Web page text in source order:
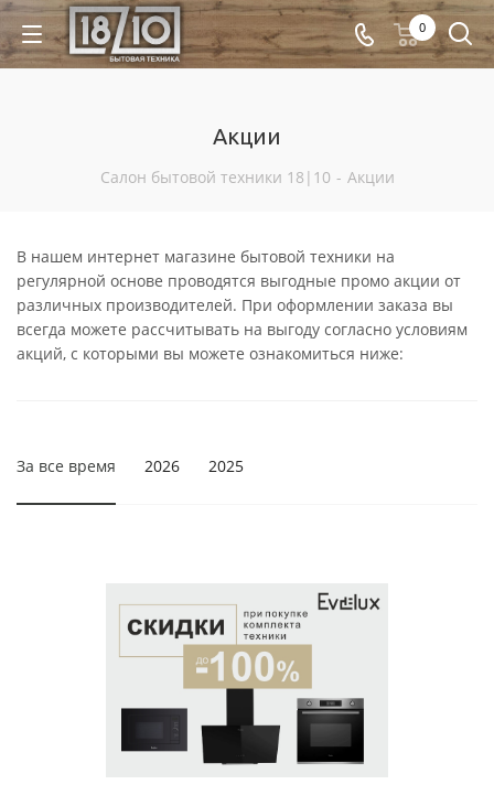
0
Акции
Салон бытовой техники 18|10 - Акции
В нашем интернет магазине бытовой техники на
регулярной основе проводятся выгодные промо акции от
различных производителей. При оформлении заказа вы
всегда можете рассчитывать на выгоду согласно условиям
акций, с которыми вы можете ознакомиться ниже:
За все время 2026 2025